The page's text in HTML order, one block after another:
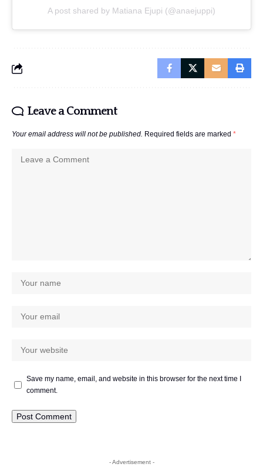
A post shared by Matiana Ejupi (@anaejuppi)
Leave a Comment
Your email address will not be published. Required fields are marked *
Save my name, email, and website in this browser for the next time I
comment.
- Advertisement -